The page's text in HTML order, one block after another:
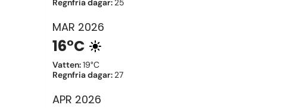
Regnfria dagar: 25
MAR 2026
16°C
Vatten:19°C
Regnfria dagar: 27
APR 2026